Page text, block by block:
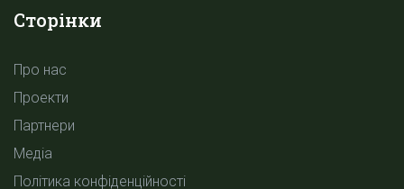
Сторінки
Про нас
Проекти
Партнери
Медіа
Політика конфіденційності